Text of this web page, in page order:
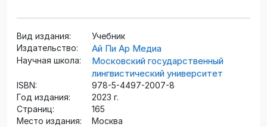
Вид издания:
Учебник
Издательство:
Ай Пи Ар Медиа
Научная школа:
Московский государственный
лингвистический университет
ISBN:
978-5-4497-2007-8
Год издания:
2023 г.
Страниц:
165
Место издания:
Москва